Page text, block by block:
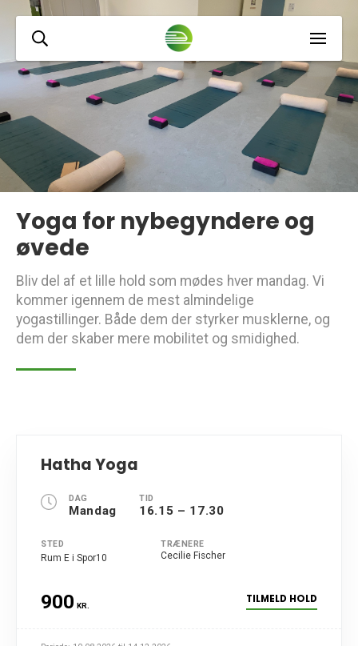
Yoga for nybegyndere og
øvede
Bliv del af et lille hold som mødes hver mandag. Vi
kommer igennem de mest almindelige
yogastillinger. Både dem der styrker musklerne, og
dem der skaber mere mobilitet og smidighed.
Hatha Yoga
DAG
Mandag
TID
16.15 – 17.30
STED
Rum E i Spor10
TRÆNERE
Cecilie Fischer
900 KR.
TILMELD HOLD